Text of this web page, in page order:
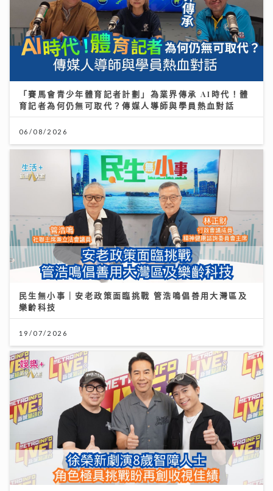
「賽馬會青少年體育記者計劃」為業界傳承 AI時代！體
育記者為何仍無可取代？傳媒人導師與學員熱血對話
06/08/2026
民生無小事｜安老政策面臨挑戰 管浩鳴倡善用大灣區及
樂齡科技
19/07/2026